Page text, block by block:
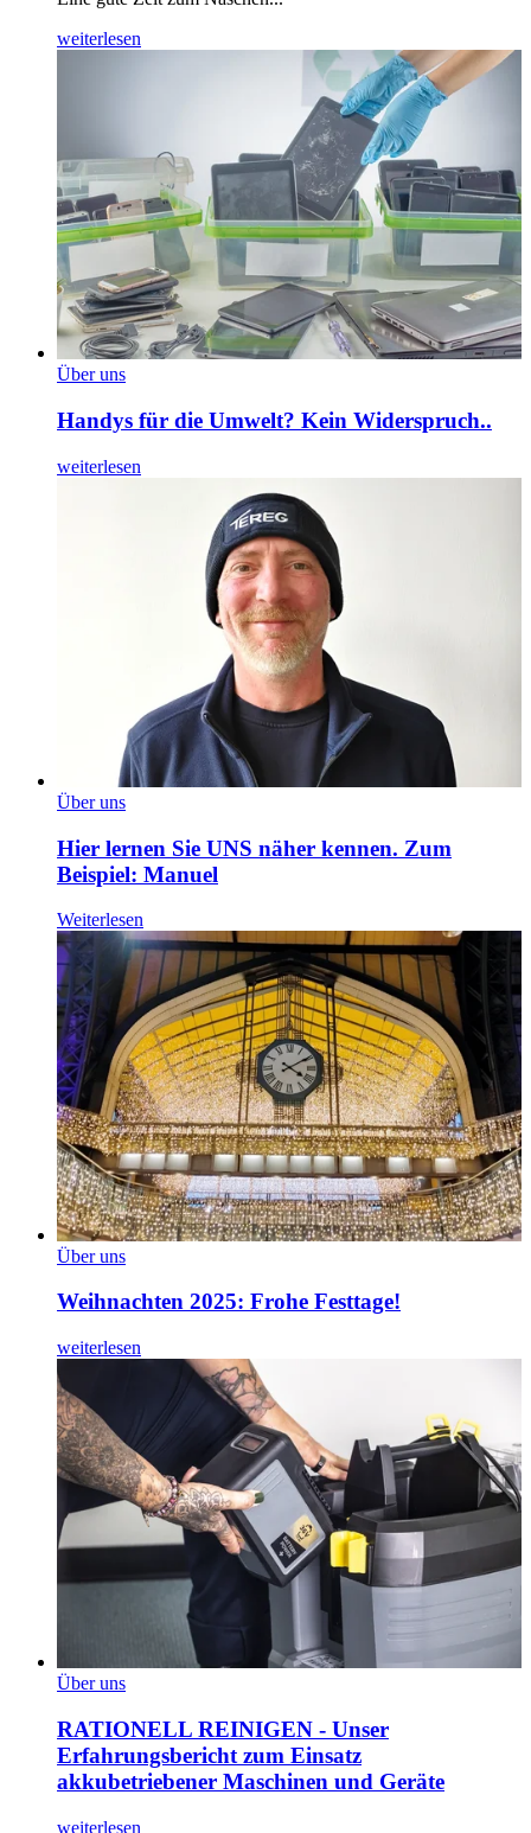
weiterlesen
Über uns
Handys für die Umwelt? Kein Widerspruch..
weiterlesen
Über uns
Hier lernen Sie UNS näher kennen. Zum
Beispiel: Manuel
Weiterlesen
Über uns
Weihnachten 2025: Frohe Festtage!
weiterlesen
Über uns
RATIONELL REINIGEN - Unser
Erfahrungsbericht zum Einsatz
akkubetriebener Maschinen und Geräte
weiterlesen